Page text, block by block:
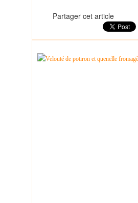
Partager cet article